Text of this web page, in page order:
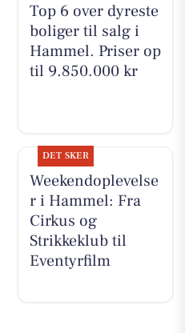
Top 6 over dyreste
boliger til salg i
Hammel. Priser op
til 9.850.000 kr
DET SKER
Weekendoplevelse
r i Hammel: Fra
Cirkus og
Strikkeklub til
Eventyrfilm